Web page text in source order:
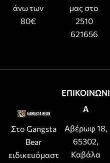
άνω των
80€
μας στο
2510
621656
Στο Gangsta
Bear
ειδικευόμαστ
ΕΠΙΚΟΙΝΩΝΙ
Α
Αβέρωφ 18,
65302,
Καβάλα